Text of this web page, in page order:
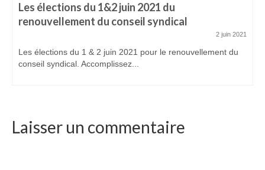
Les élections du 1&2 juin 2021 du
renouvellement du conseil syndical
2 juin 2021
Les élections du 1 & 2 juin 2021 pour le renouvellement du
conseil syndical. Accomplissez...
Laisser un commentaire